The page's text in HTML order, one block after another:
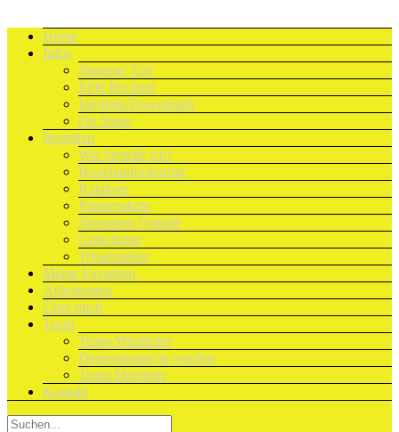
Home
Infos
Stampin’ Up!
EPB Rechner
Infothek/Downloads
On Stage
Bestellen
Wie bestelle ich?
Bestellanforderung
Kataloge
Papierpakete
Shopping-Vorteile
Gutscheine
Treuepunkte
Meine Favoriten
Anleitungen
Über mich
Team
Team-Mitglieder
Demonstrator/in werden
Team-Meetings
Kontakt